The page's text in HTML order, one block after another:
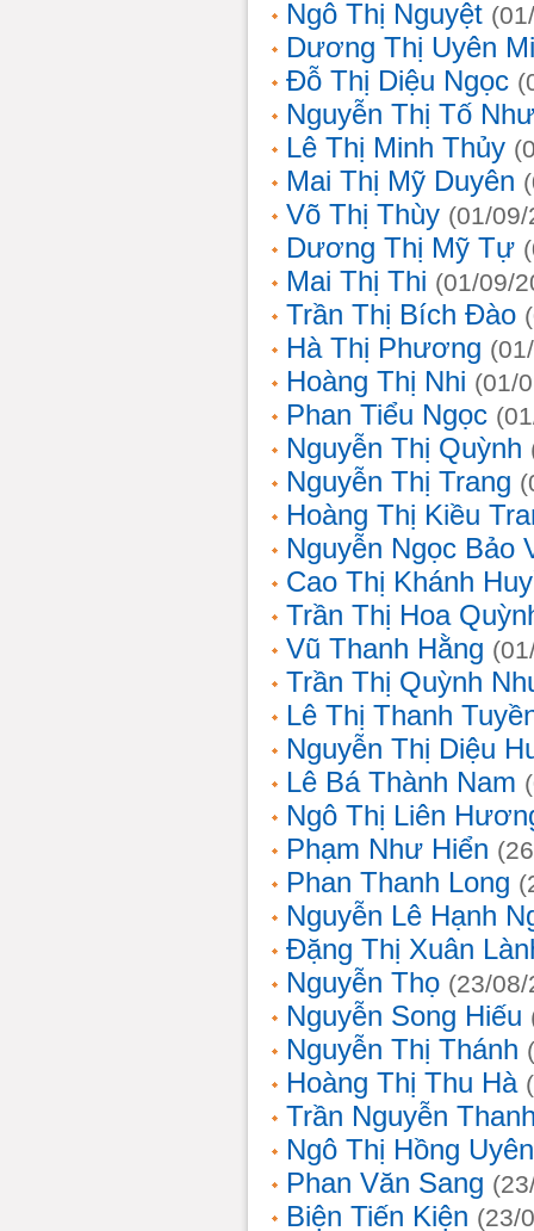
Ngô Thị Nguyệt
Dương Thị Uyên Mi
Đỗ Thị Diệu Ngọc
Nguyễn Thị Tố Như
Lê Thị Minh Thủy
Mai Thị Mỹ Duyên
Võ Thị Thùy (01/
Dương Thị Mỹ Tự
Mai Thị Thi (01/09/
Trần Thị Bích Đào
Hà Thị Phương
Hoàng Thị Nhi (01/
Phan Tiểu Ngọc
Nguyễn Thị Quỳnh
Nguyễn Thị Trang
Hoàng Thị Kiều
Nguyễn Ngọc Bảo
Cao Thị Khánh
Trần Thị Hoa
Vũ Thanh Hằng
Trần Thị Quỳnh
Lê Thị Thanh
Nguyễn Thị Diệu
Lê Bá Thành Nam
Ngô Thị Liên
Phạm Như Hiển
Phan Thanh Long
Nguyễn Lê Hạnh
Đặng Thị Xuân
Nguyễn Thọ (23/
Nguyễn Song Hiếu
Nguyễn Thị Thánh
Hoàng Thị Thu Hà
Trần Nguyễn
Ngô Thị Hồng Uyên
Phan Văn Sang
Biện Tiến Kiện (23/